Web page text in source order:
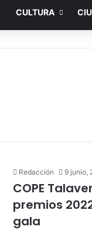
CULTURA
Redacción 9 junio,
COPE
premios
gala